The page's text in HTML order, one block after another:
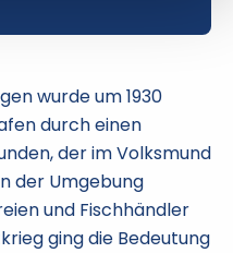
wurde um 1930
durch einen
der im Volksmund
der Umgebung
und Fischhändler
ging die Bedeutung